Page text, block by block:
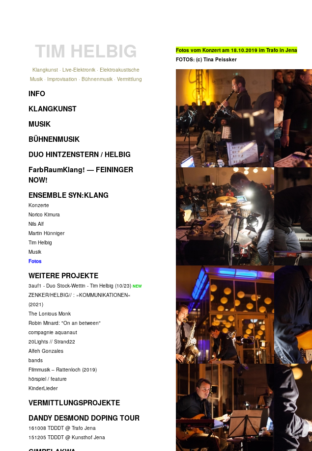
TIM HELBIG
Klangkunst · Live-Elektronik · Elektroakustische
Musik · Improvisation · Bühnenmusik · Vermittlung
INFO
KLANGKUNST
MUSIK
BÜHNENMUSIK
DUO HINTZENSTERN / HELBIG
FarbRaumKlang! — FEININGER
NOW!
ENSEMBLE SYN:KLANG
Konzerte
Norico Kimura
Nils Alf
Martin Hünniger
Tim Helbig
Musik
Fotos
WEITERE PROJEKTE
3auf1 - Duo Stock-Wettin - Tim Helbig (10/23)
ZENKER/HELBIG// : »KOMMUNIKATIONEN«
(2021)
The Lonious Monk
Robin Minard: "On an between"
compagnie aquanaut
20Lights // Strand22
Alfeh Gonzales
bands
Filmmusik – Rattenloch (2019)
hörspiel / feature
KinderLieder
VERMITTLUNGSPROJEKTE
DANDY DESMOND DOPING TOUR
161008 TDDDT @ Trafo Jena
151205 TDDDT @ Kunsthof Jena
Fotos vom Konzert am 18.10.2019 im Trafo in Jena
FOTOS: (c) Tina Peissker